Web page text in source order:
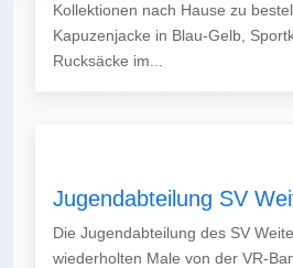
Kollektionen nach Hause zu
Kapuzenjacke in Blau-Gelb,
Rucksäcke im...
Jugendabteilung SV
Die Jugendabteilung des SV
wiederholten Male von der VR-